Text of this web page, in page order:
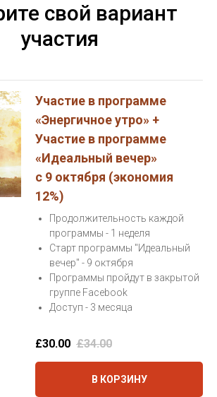
свой вариант
участия
Участие в программе
«Энергичное утро» +
Участие в программе
«Идеальный вечер»
с 9 октября (экономия
12%)
Продолжительность каждой
программы - 1 неделя
Старт программы "Идеальный
вечер" - 9 октября
Программы пройдут в закрытой
группе Facebook
Доступ - 3 месяца
£30.00 £34.00
В КОРЗИНУ